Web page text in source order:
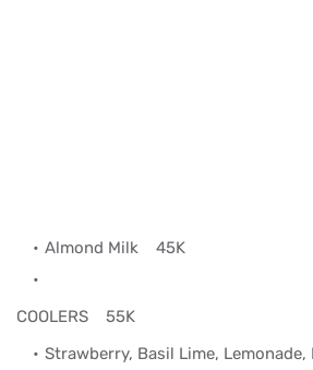
Almond Milk 45K
COOLERS 55K
Strawberry, Basil Lime, Lemonade,